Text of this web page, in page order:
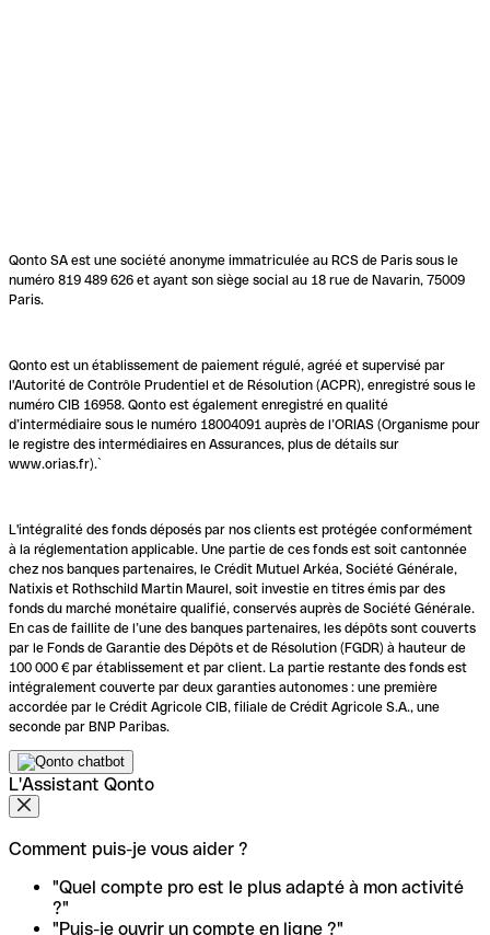
Qonto SA est une société anonyme immatriculée au RCS de Paris sous le
numéro 819 489 626 et ayant son siège social au 18 rue de Navarin, 75009
Paris.
Qonto est un établissement de paiement régulé, agréé et supervisé par
l'Autorité de Contrôle Prudentiel et de Résolution (ACPR), enregistré sous le
numéro CIB 16958. Qonto est également enregistré en qualité
d’intermédiaire sous le numéro 18004091 auprès de l’ORIAS (Organisme pour
le registre des intermédiaires en Assurances, plus de détails sur
www.orias.fr).`
L'intégralité des fonds déposés par nos clients est protégée conformément
à la réglementation applicable. Une partie de ces fonds est soit cantonnée
chez nos banques partenaires, le Crédit Mutuel Arkéa, Société Générale,
Natixis et Rothschild Martin Maurel, soit investie en titres émis par des
fonds du marché monétaire qualifié, conservés auprès de Société Générale.
En cas de faillite de l’une des banques partenaires, les dépôts sont couverts
par le Fonds de Garantie des Dépôts et de Résolution (FGDR) à hauteur de
100 000 € par établissement et par client. La partie restante des fonds est
intégralement couverte par deux garanties autonomes : une première
accordée par le Crédit Agricole CIB, filiale de Crédit Agricole S.A., une
seconde par BNP Paribas.
L'Assistant Qonto
Comment puis-je vous aider ?
"Quel compte pro est le plus adapté à mon activité
?"
"Puis-je ouvrir un compte en ligne ?"